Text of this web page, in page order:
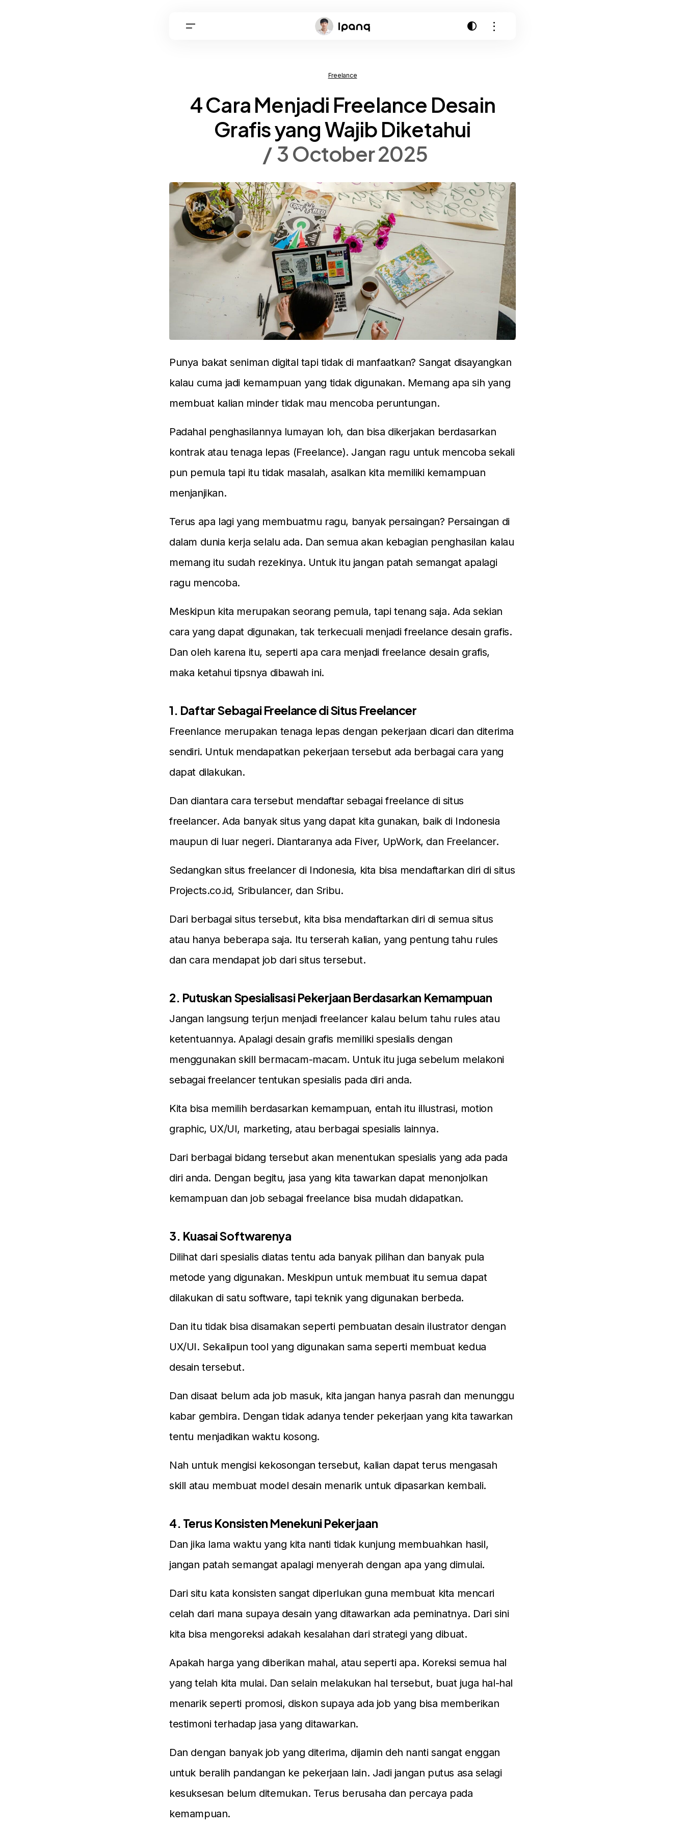
Freelance
4 Cara Menjadi Freelance Desain
Grafis yang Wajib Diketahui
3 October 2025
Punya bakat seniman digital tapi tidak di manfaatkan? Sangat disayangkan
kalau cuma jadi kemampuan yang tidak digunakan. Memang apa sih yang
membuat kalian minder tidak mau mencoba peruntungan.
Padahal penghasilannya lumayan loh, dan bisa dikerjakan berdasarkan
kontrak atau tenaga lepas (Freelance). Jangan ragu untuk mencoba sekali
pun pemula tapi itu tidak masalah, asalkan kita memiliki kemampuan
menjanjikan.
Terus apa lagi yang membuatmu ragu, banyak persaingan? Persaingan di
dalam dunia kerja selalu ada. Dan semua akan kebagian penghasilan kalau
memang itu sudah rezekinya. Untuk itu jangan patah semangat apalagi
ragu mencoba.
Meskipun kita merupakan seorang pemula, tapi tenang saja. Ada sekian
cara yang dapat digunakan, tak terkecuali menjadi freelance desain grafis.
Dan oleh karena itu, seperti apa cara menjadi freelance desain grafis,
maka ketahui tipsnya dibawah ini.
1. Daftar Sebagai Freelance di Situs Freelancer
Freenlance merupakan tenaga lepas dengan pekerjaan dicari dan diterima
sendiri. Untuk mendapatkan pekerjaan tersebut ada berbagai cara yang
dapat dilakukan.
Dan diantara cara tersebut mendaftar sebagai freelance di situs
freelancer. Ada banyak situs yang dapat kita gunakan, baik di Indonesia
maupun di luar negeri. Diantaranya ada Fiver, UpWork, dan Freelancer.
Sedangkan situs freelancer di Indonesia, kita bisa mendaftarkan diri di situs
Projects.co.id, Sribulancer, dan Sribu.
Dari berbagai situs tersebut, kita bisa mendaftarkan diri di semua situs
atau hanya beberapa saja. Itu terserah kalian, yang pentung tahu rules
dan cara mendapat job dari situs tersebut.
2. Putuskan Spesialisasi Pekerjaan Berdasarkan Kemampuan
Jangan langsung terjun menjadi freelancer kalau belum tahu rules atau
ketentuannya. Apalagi desain grafis memiliki spesialis dengan
menggunakan skill bermacam-macam. Untuk itu juga sebelum melakoni
sebagai freelancer tentukan spesialis pada diri anda.
Kita bisa memilih berdasarkan kemampuan, entah itu illustrasi, motion
graphic, UX/UI, marketing, atau berbagai spesialis lainnya.
Dari berbagai bidang tersebut akan menentukan spesialis yang ada pada
diri anda. Dengan begitu, jasa yang kita tawarkan dapat menonjolkan
kemampuan dan job sebagai freelance bisa mudah didapatkan.
3. Kuasai Softwarenya
Dilihat dari spesialis diatas tentu ada banyak pilihan dan banyak pula
metode yang digunakan. Meskipun untuk membuat itu semua dapat
dilakukan di satu software, tapi teknik yang digunakan berbeda.
Dan itu tidak bisa disamakan seperti pembuatan desain ilustrator dengan
UX/UI. Sekalipun tool yang digunakan sama seperti membuat kedua
desain tersebut.
Dan disaat belum ada job masuk, kita jangan hanya pasrah dan menunggu
kabar gembira. Dengan tidak adanya tender pekerjaan yang kita tawarkan
tentu menjadikan waktu kosong.
Nah untuk mengisi kekosongan tersebut, kalian dapat terus mengasah
skill atau membuat model desain menarik untuk dipasarkan kembali.
4. Terus Konsisten Menekuni Pekerjaan
Dan jika lama waktu yang kita nanti tidak kunjung membuahkan hasil,
jangan patah semangat apalagi menyerah dengan apa yang dimulai.
Dari situ kata konsisten sangat diperlukan guna membuat kita mencari
celah dari mana supaya desain yang ditawarkan ada peminatnya. Dari sini
kita bisa mengoreksi adakah kesalahan dari strategi yang dibuat.
Apakah harga yang diberikan mahal, atau seperti apa. Koreksi semua hal
yang telah kita mulai. Dan selain melakukan hal tersebut, buat juga hal-hal
menarik seperti promosi, diskon supaya ada job yang bisa memberikan
testimoni terhadap jasa yang ditawarkan.
Dan dengan banyak job yang diterima, dijamin deh nanti sangat enggan
untuk beralih pandangan ke pekerjaan lain. Jadi jangan putus asa selagi
kesuksesan belum ditemukan. Terus berusaha dan percaya pada
kemampuan.